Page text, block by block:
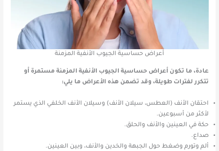
أعراض حساسية الجيوب الأنفية المزمنة
عادة، ما تكون أعراض حساسية الجيوب الأنفية المزمنة مستمرة أو
تتكرر لفترات طويلة، وقد تضمن هذه الأعراض ما يلي:
احتقان الأنف (العطس، سيلان الأنف) وسيلان الأنف الخلفي الذي يستمر
لأكثر من أسبوعين.
حكة في العينين والأنف والحلق.
صداع.
ألم وتورم وضغط حول الجبهة والخدين والأنف، وبين العينين.